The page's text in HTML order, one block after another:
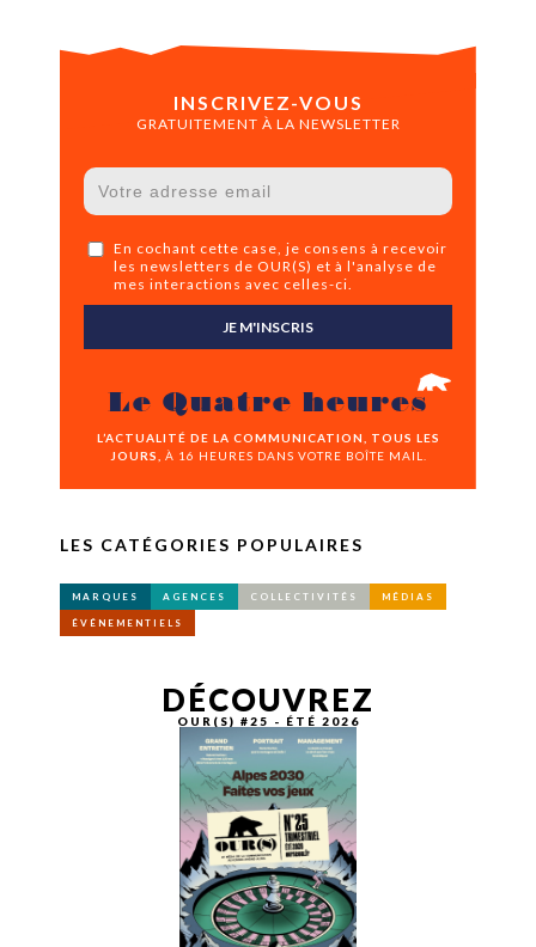
INSCRIVEZ-VOUS
GRATUITEMENT À LA NEWSLETTER
En cochant cette case, je consens à recevoir
les newsletters de OUR(S) et à l'analyse de
mes interactions avec celles-ci.
JE M'INSCRIS
Le Quatre heures
L’ACTUALITÉ DE LA COMMUNICATION, TOUS LES
JOURS,
À 16 HEURES DANS VOTRE BOÎTE MAIL.
LES CATÉGORIES POPULAIRES
MARQUES AGENCES COLLECTIVITÉS MÉDIAS
ÉVÉNEMENTIELS
DÉCOUVREZ
OUR(S) #25 - ÉTÉ 2026